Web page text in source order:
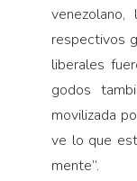
respectivos
liberales
godos
movilizada
ve lo que
mente”.